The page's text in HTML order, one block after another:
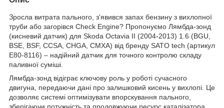
Зросла витрата пального, з'явився запах бензину з вихлопної
труби або загорівся Check Engine? Пропонуємо Лямбда-зонд
(кисневий датчик) для Skoda Octavia II (2004-2013) 1.6 (BGU,
BSE, BSF, CCSA, CHGA, CMXA) від бренду SATO tech (артикул
E80-8116) – надійний датчик для точного контролю складу
паливної суміші.
Лямбда-зонд відіграє ключову роль у роботі сучасного
двигуна, передаючи дані про залишковий кисень у вихлопі. Це
дозволяє системі оптимізувати впорскування пального,
зберігаючи потужність та продовжуючи ресурс каталізатора.